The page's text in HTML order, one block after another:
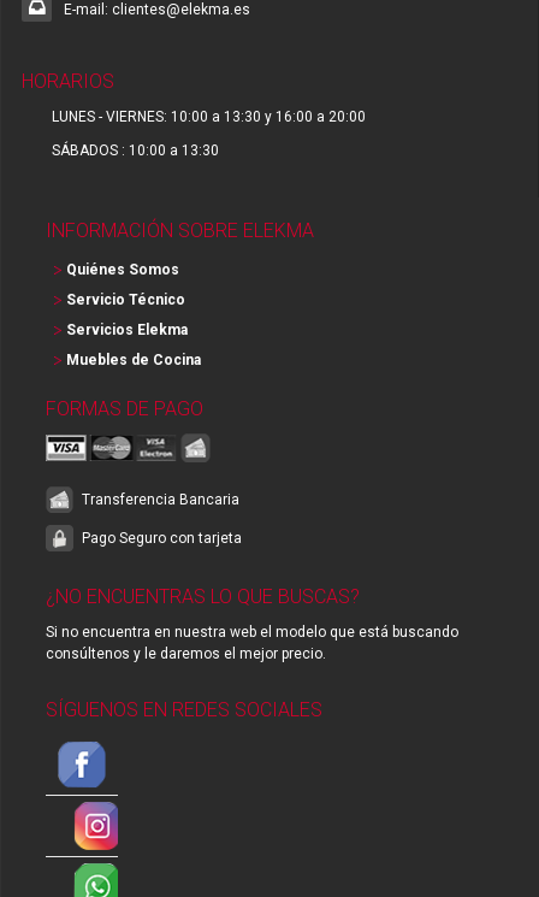
E-mail: clientes@elekma.es
HORARIOS
LUNES - VIERNES: 10:00 a 13:30 y 16:00 a 20:00
SÁBADOS : 10:00 a 13:30
INFORMACIÓN SOBRE ELEKMA
Quiénes Somos
Servicio Técnico
Servicios Elekma
Muebles de Cocina
FORMAS DE PAGO
Transferencia Bancaria
Pago Seguro con tarjeta
¿NO ENCUENTRAS LO QUE BUSCAS?
Si no encuentra en nuestra web el modelo que está buscando
consúltenos y le daremos el mejor precio.
SÍGUENOS EN REDES SOCIALES